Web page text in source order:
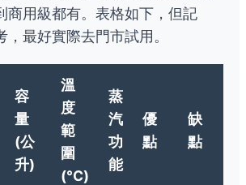
商用級都有。表格如下，但記
最好實際去門市試用。
容
量
(公
升)
溫
度
範
圍
(°C)
蒸
汽
功
能
優
點
缺
點